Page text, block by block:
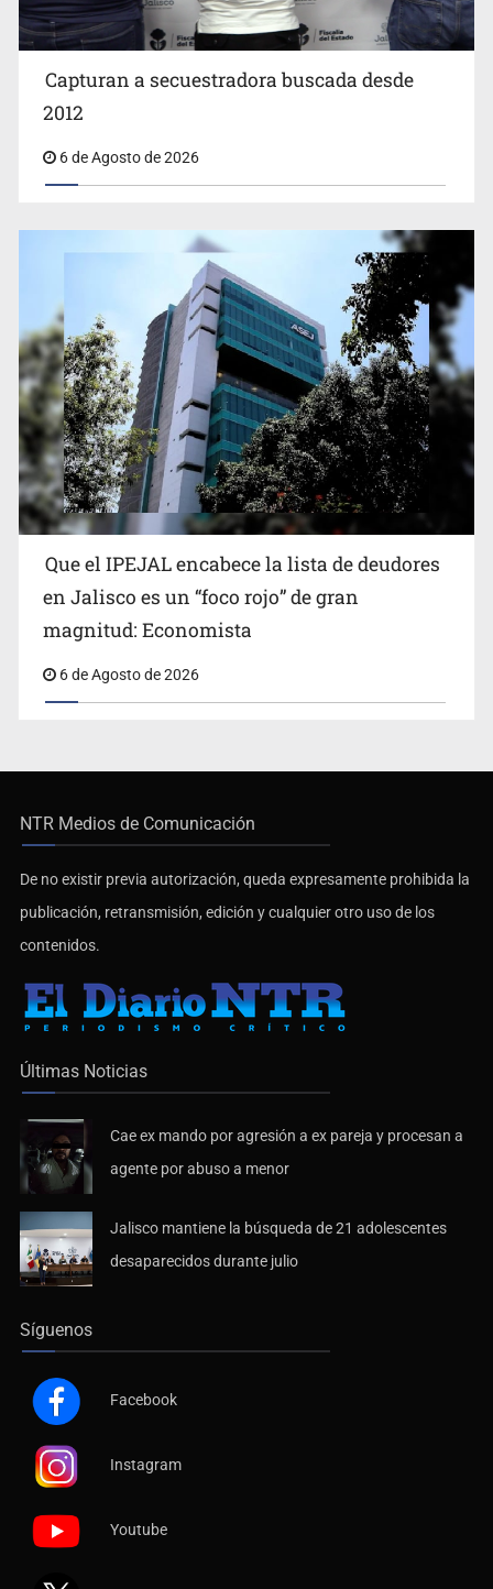
Cae ex mando por agresión a ex pareja y procesan a
agente por abuso a menor
Capturan a secuestradora buscada desde
2012
6 de Agosto de 2026
Que el IPEJAL encabece la lista de deudores
en Jalisco es un “foco rojo” de gran
magnitud: Economista
6 de Agosto de 2026
NTR Medios de Comunicación
De no existir previa autorización, queda expresamente prohibida la
publicación, retransmisión, edición y cualquier otro uso de los
contenidos.
Últimas Noticias
Cae ex mando por agresión a ex pareja y procesan a
agente por abuso a menor
Jalisco mantiene la búsqueda de 21 adolescentes
desaparecidos durante julio
Síguenos
Facebook
Instagram
Youtube